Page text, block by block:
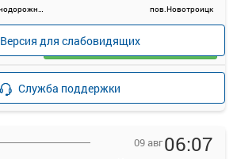
Тяжинская АС, ул. Железнодорожная, 14 пов.Новотроицк
Загрузить цену
09 авг06:07
Версия для слабовидящих
Служба поддержки